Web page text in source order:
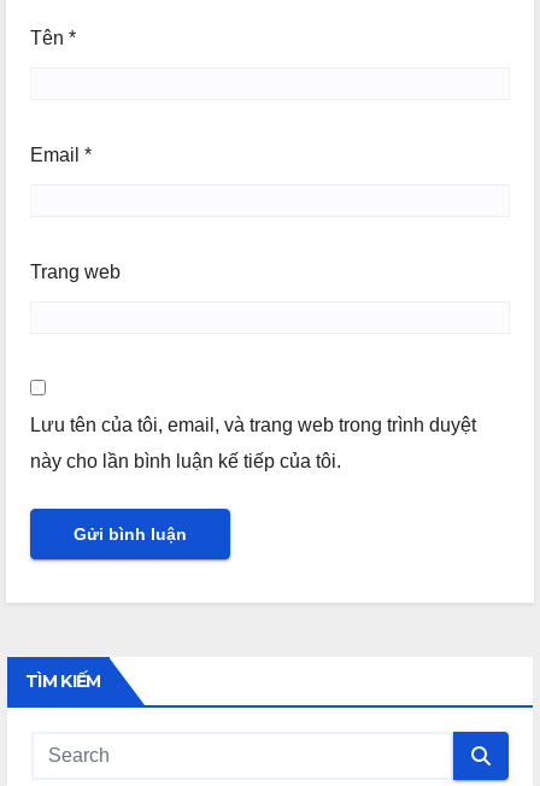
Tên *
Email *
Trang web
Lưu tên của tôi, email, và trang web trong trình duyệt
này cho lần bình luận kế tiếp của tôi.
TÌM KIẾM